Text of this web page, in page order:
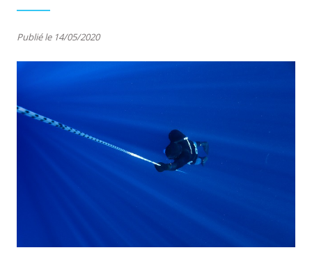
Publié le 14/05/2020